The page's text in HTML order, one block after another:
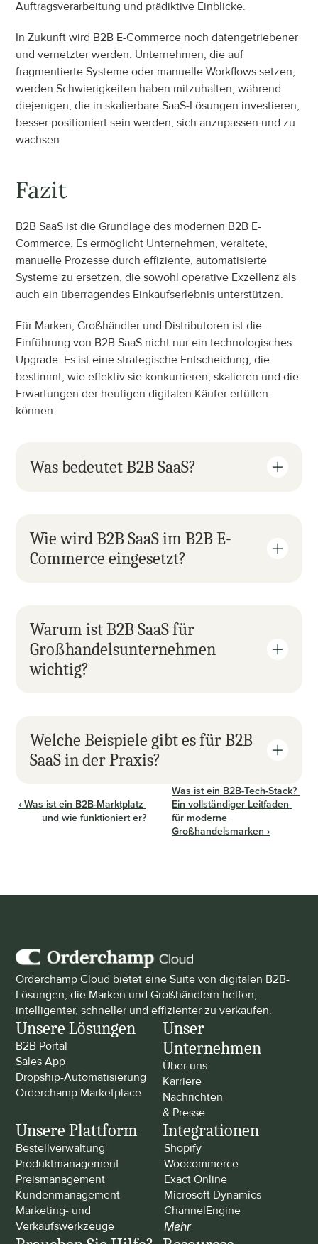
Auftragsverarbeitung und prädiktive Einblicke.
In Zukunft wird B2B E-Commerce noch datengetriebener
und vernetzter werden. Unternehmen, die auf
fragmentierte Systeme oder manuelle Workflows setzen,
werden Schwierigkeiten haben mitzuhalten, während
diejenigen, die in skalierbare SaaS-Lösungen investieren,
besser positioniert sein werden, sich anzupassen und zu
wachsen.
Fazit
B2B SaaS ist die Grundlage des modernen B2B E-
Commerce. Es ermöglicht Unternehmen, veraltete,
manuelle Prozesse durch effiziente, automatisierte
Systeme zu ersetzen, die sowohl operative Exzellenz als
auch ein überragendes Einkaufserlebnis unterstützen.
Für Marken, Großhändler und Distributoren ist die
Einführung von B2B SaaS nicht nur ein technologisches
Upgrade. Es ist eine strategische Entscheidung, die
bestimmt, wie effektiv sie konkurrieren, skalieren und die
Erwartungen der heutigen digitalen Käufer erfüllen
können.
Was bedeutet B2B SaaS?
Wie wird B2B SaaS im B2B E-
Commerce eingesetzt?
Warum ist B2B SaaS für
Großhandelsunternehmen
wichtig?
Welche Beispiele gibt es für B2B
SaaS in der Praxis?
‹ Was ist ein B2B-Marktplatz
und wie funktioniert er?
Was ist ein B2B-Tech-Stack?
Ein vollständiger Leitfaden
für moderne
Großhandelsmarken ›
Orderchamp Cloud bietet eine Suite von digitalen B2B-
Lösungen, die Marken und Großhändlern helfen,
intelligenter, schneller und effizienter zu verkaufen.
Unsere Lösungen
B2B Portal
Sales App
Dropship-Automatisierung
Orderchamp Marketplace
Unser
Unternehmen
Über uns
Karriere
Nachrichten
& Presse
Unsere Plattform
Bestellverwaltung
Produktmanagement
Preismanagement
Kundenmanagement
Marketing- und
Verkaufswerkzeuge
Integrationen
Shopify
Woocommerce
Exact Online
Microsoft Dynamics
ChannelEngine
Mehr